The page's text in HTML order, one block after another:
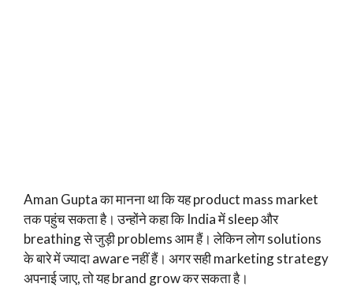
Aman Gupta का मानना था कि यह product mass market
तक पहुंच सकता है। उन्होंने कहा कि India में sleep और
breathing से जुड़ी problems आम हैं। लेकिन लोग solutions
के बारे में ज्यादा aware नहीं हैं। अगर सही marketing strategy
अपनाई जाए, तो यह brand grow कर सकता है।